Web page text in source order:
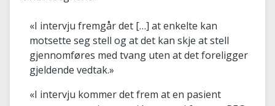
«I intervju fremgår det […] at enkelte kan
motsette seg stell og at det kan skje at stell
gjennomføres med tvang uten at det foreligger
gjeldende vedtak.»
«I intervju kommer det frem at en pasient